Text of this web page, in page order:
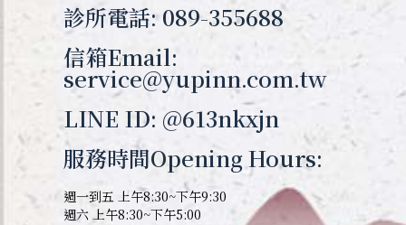
診所電話: 089-355688
信箱Email:
service@yupinn.com.tw
LINE ID: @613nkxjn
服務時間Opening Hours:
週一到五 上午8:30~下午9:30
週六 上午8:30~下午5:00